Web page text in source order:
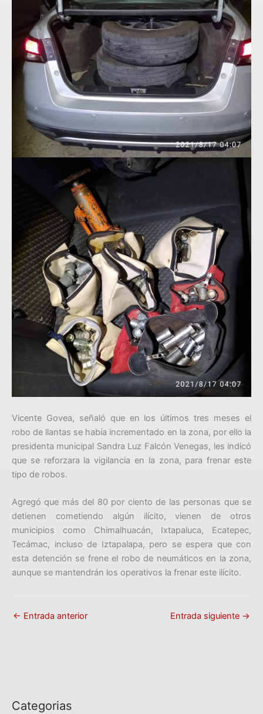
Vicente Govea, señaló que en los últimos tres meses el
robo de llantas se había incrementado en la zona, por ello la
presidenta municipal Sandra Luz Falcón Venegas, les indicó
que se reforzara la vigilancia en la zona, para frenar este
tipo de robos.
Agregó que más del 80 por ciento de las personas que se
detienen cometiendo algún ilícito, vienen de otros
municipios como Chimalhuacán, Ixtapaluca, Ecatepec,
Tecámac, incluso de Iztapalapa, pero se espera que con
esta detención se frene el robo de neumáticos en la zona,
aunque se mantendrán los operativos la frenar este ilícito.
← Entrada anterior Entrada siguiente →
Categorias
C